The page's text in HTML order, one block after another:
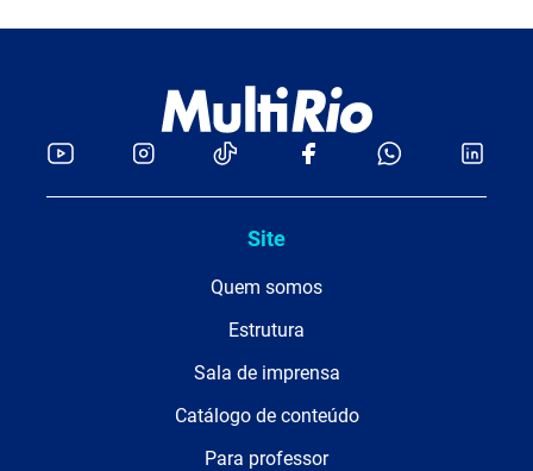
Site
Quem somos
Estrutura
Sala de imprensa
Catálogo de conteúdo
Para professor